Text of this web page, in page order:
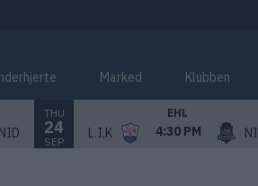
Marked Klubben
NID
THU
24
SEP
EHL
L.I.K 4:30 PM